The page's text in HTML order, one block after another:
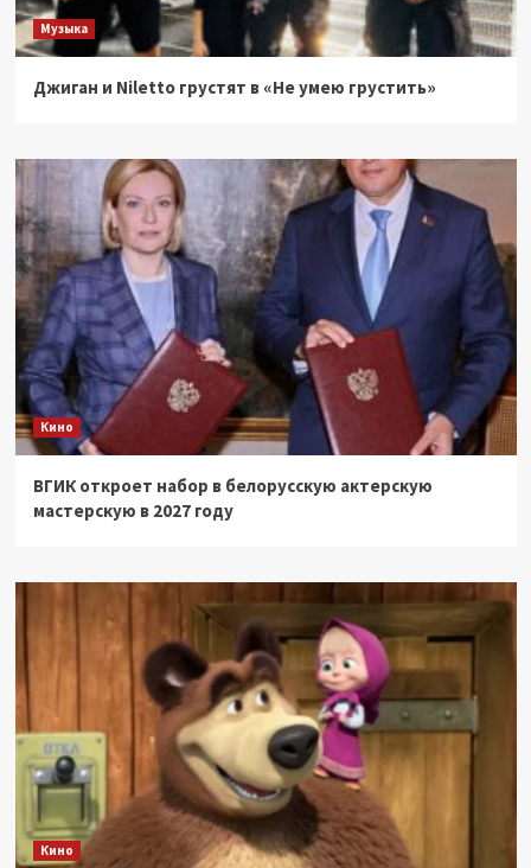
Музыка
Джиган и Niletto грустят в «Не умею грустить»
Кино
ВГИК откроет набор в белорусскую актерскую
мастерскую в 2027 году
Кино